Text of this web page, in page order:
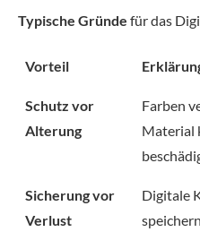
Typische Gründe für das
Vorteil
Schutz vor
Alterung
Farben
Material
Sicherung vor
Verlust
Digitale